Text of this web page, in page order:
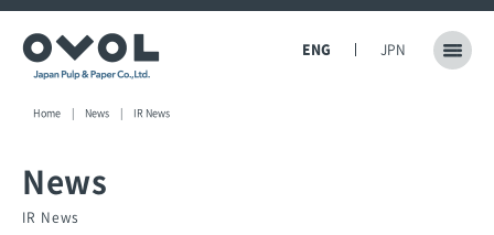
ENG JPN
Home News IR News
News
IR News